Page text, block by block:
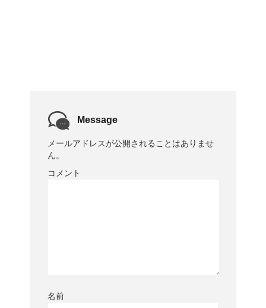
Message
メールアドレスが公開されることはありませ
ん。
コメント
名前